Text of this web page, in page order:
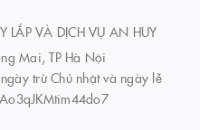
LẮP VÀ DỊCH VỤ AN HUY
Mai, TP Hà Nội
trừ Chủ nhật và ngày lễ